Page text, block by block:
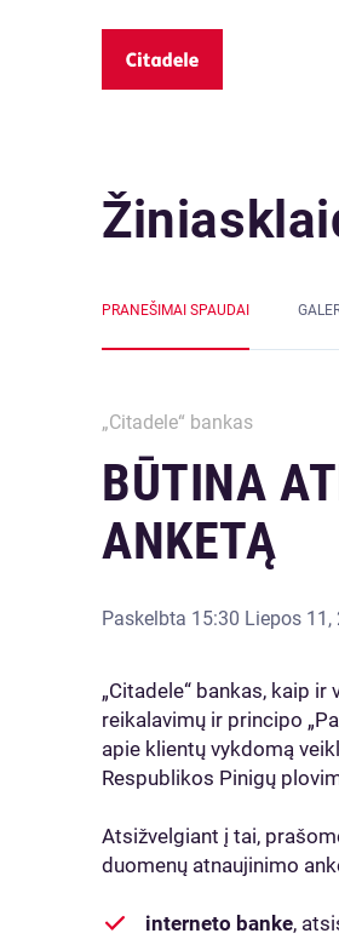
PRANEŠIMAI SPAUDAI
„Citadele“ bankas
BŪTINA
ANKETĄ
Paskelbta 15:30 Liepos 11,
„Citadele“ bankas, kaip
reikalavimų ir principo
apie klientų vykdomą
Respublikos Pinigų
Atsižvelgiant į tai,
duomenų atnaujinimo
interneto banke,